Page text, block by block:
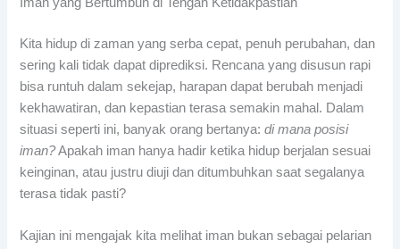
Kita hidup di zaman yang serba cepat, penuh perubahan, dan
sering kali tidak dapat diprediksi. Rencana yang disusun rapi
bisa runtuh dalam sekejap, harapan dapat berubah menjadi
kekhawatiran, dan kepastian terasa semakin mahal. Dalam
situasi seperti ini, banyak orang bertanya:di mana posisi
iman?Apakah iman hanya hadir ketika hidup berjalan sesuai
keinginan, atau justru diuji dan ditumbuhkan saat segalanya
terasa tidak pasti?
Kajian ini mengajak kita melihat iman bukan sebagai pelarian